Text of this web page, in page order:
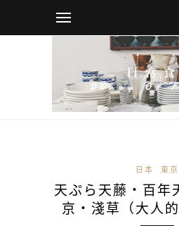
日本 東京
天ぷら天藤・百年
京・淺草（大人